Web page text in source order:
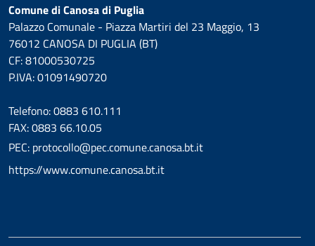
Comune di Canosa di Puglia
Palazzo Comunale - Piazza Martiri del 23 Maggio, 13
76012 CANOSA DI PUGLIA (BT)
CF: 81000530725
P.IVA: 01091490720
Telefono: 0883 610.111
FAX: 0883 66.10.05
PEC: protocollo@pec.comune.canosa.bt.it
https://www.comune.canosa.bt.it